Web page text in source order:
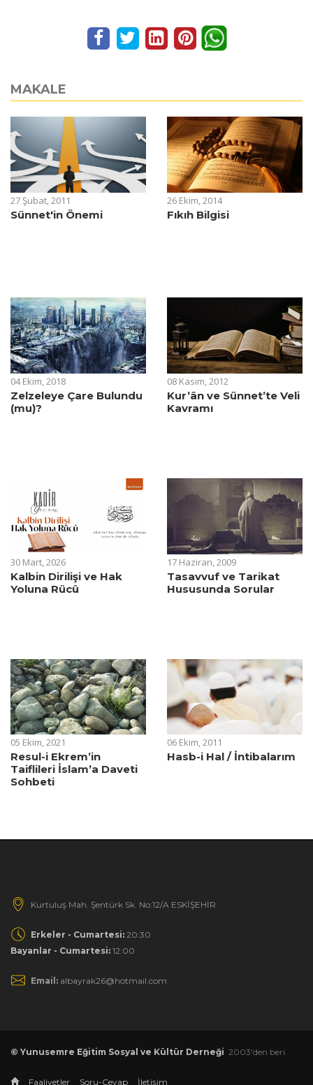
MAKALE
27 Şubat, 2011
Sünnet'in Önemi
26 Ekim, 2014
Fıkıh Bilgisi
04 Ekim, 2018
Zelzeleye Çare Bulundu
(mu)?
08 Kasım, 2012
Kur’ân ve Sünnet’te Veli
Kavramı
30 Mart, 2026
Kalbin Dirilişi ve Hak
Yoluna Rücû
17 Haziran, 2009
Tasavvuf ve Tarikat
Hususunda Sorular
05 Ekim, 2021
Resul-i Ekrem’in
Taiflileri İslam’a Daveti
Sohbeti
06 Ekim, 2011
Hasb-i Hal / İntibalarım
Kurtuluş Mah. Şentürk Sk. No:12/A ESKİŞEHİR
Erkeler - Cumartesi: 20:30
Bayanlar - Cumartesi: 12:00
Email: albayrak26@hotmail.com
© Yunusemre Eğitim Sosyal ve Kültür Derneği 2003'den beri.
Faaliyetler Soru-Cevap İletişim